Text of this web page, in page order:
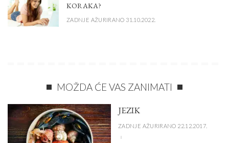
KORAKA?
ZADNJE AŽURIRANO 31.10.2022.
MOŽDA ĆE VAS ZANIMATI
JEZIK
ZADNJE AŽURIRANO 22.12.2017.